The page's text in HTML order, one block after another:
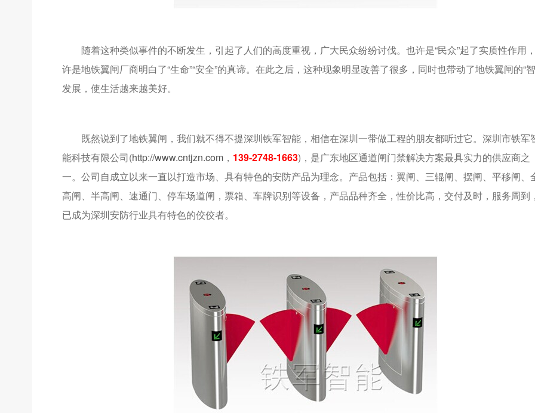
随着这种类似事件的不断发生，引起了人们的高度重视，广大民众纷纷讨伐。也许是“民众”起了实质性作用
许是地铁翼闸厂商明白了“生命”“安全”的真谛。在此之后，这种现象明显改善了很多，同时也带动了地铁翼闸的“
发展，使生活越来越美好。
既然说到了地铁翼闸，我们就不得不提深圳铁军智能，相信在深圳一带做工程的朋友都听过它。深圳市铁军
能科技有限公司(http://www.cntjzn.com， 139-2748-1663)，是广东地区通道闸门禁解决方案最具实力的供应商之
一。公司自成立以来一直以打造市场、具有特色的安防产品为理念。产品包括：翼闸、三辊闸、摆闸、平移闸、
高闸、半高闸、速通门、停车场道闸，票箱、车牌识别等设备，产品品种齐全，性价比高，交付及时，服务周到，
已成为深圳安防行业具有特色的佼佼者。